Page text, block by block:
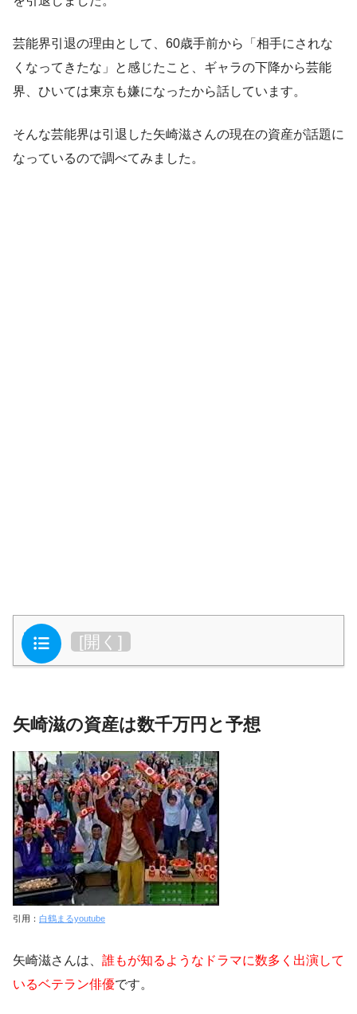
芸能界引退の理由として、60歳手前から「相手にされな
くなってきたな」と感じたこと、ギャラの下降から芸能
界、ひいては東京も嫌になったから話しています。
そんな芸能界は引退した矢崎滋さんの現在の資産が話題に
なっているので調べてみました。
目次 [開く ]
矢崎滋の資産は数千万円と予想
引用： 白鶴まるyoutube
矢崎滋さんは、 誰もが知るようなドラマに数多く出演して
いるベテラン俳優です。